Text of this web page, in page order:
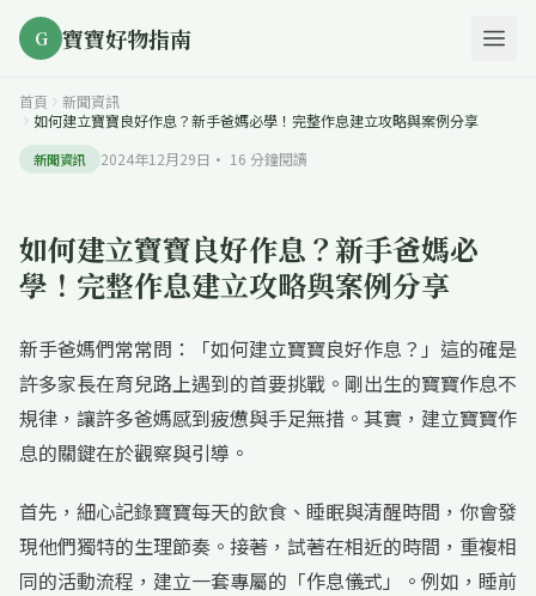
G 寶寶好物指南
首頁
新聞資訊
如何建立寶寶良好作息？新手爸媽必學！完整作息建立攻略與案例分享
新聞資訊 2024年12月29日 · 16 分鐘閱讀
如何建立寶寶良好作息？新手爸媽必
學！完整作息建立攻略與案例分享
新手爸媽們常常問：「如何建立寶寶良好作息？」這的確是
許多家長在育兒路上遇到的首要挑戰。剛出生的寶寶作息不
規律，讓許多爸媽感到疲憊與手足無措。其實，建立寶寶作
息的關鍵在於觀察與引導。
首先，細心記錄寶寶每天的飲食、睡眠與清醒時間，你會發
現他們獨特的生理節奏。接著，試著在相近的時間，重複相
同的活動流程，建立一套專屬的「作息儀式」。例如，睡前